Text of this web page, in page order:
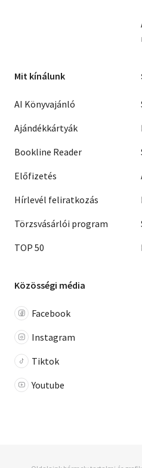
Mit kínálunk
AI Könyvajánló
Ajándékkártyák
Bookline Reader
Előfizetés
Hírlevél feliratkozás
Törzsvásárlói program
TOP 50
Közösségi média
Facebook
Instagram
Tiktok
Youtube